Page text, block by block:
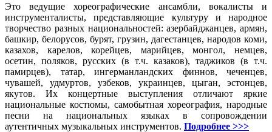
Это ведущие хореографические ансамбли, вокалисты и
инструменталисты, представляющие культуру и народное
творчество разных национальностей: азербайджанцев, армян,
башкир, белорусов, бурят, грузин, дагестанцев, народов коми,
казахов, карелов, корейцев, марийцев, монгол, немцев,
осетин, поляков, русских (в т.ч. казаков), таджиков (в т.ч.
памирцев), татар, ингерманландских финнов, чеченцев,
чувашей, удмуртов, узбеков, украинцев, цыган, эстонцев,
якутов. Их концертные выступления отличают яркие
национальные костюмы, самобытная хореография, народные
песни на национальных языках в сопровождении
аутентичных музыкальных инструментов. Подробнее >>>